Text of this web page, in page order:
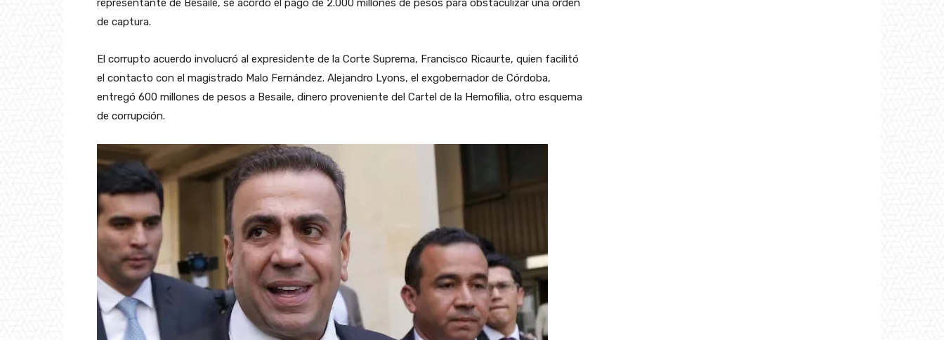
representante de Besaile, se acordó el pago de 2.000 millones de pesos para obstaculizar una orden
de captura.
El corrupto acuerdo involucró al expresidente de la Corte Suprema, Francisco Ricaurte, quien facilitó
el contacto con el magistrado Malo Fernández. Alejandro Lyons, el exgobernador de Córdoba,
entregó 600 millones de pesos a Besaile, dinero proveniente del Cartel de la Hemofilia, otro esquema
de corrupción.